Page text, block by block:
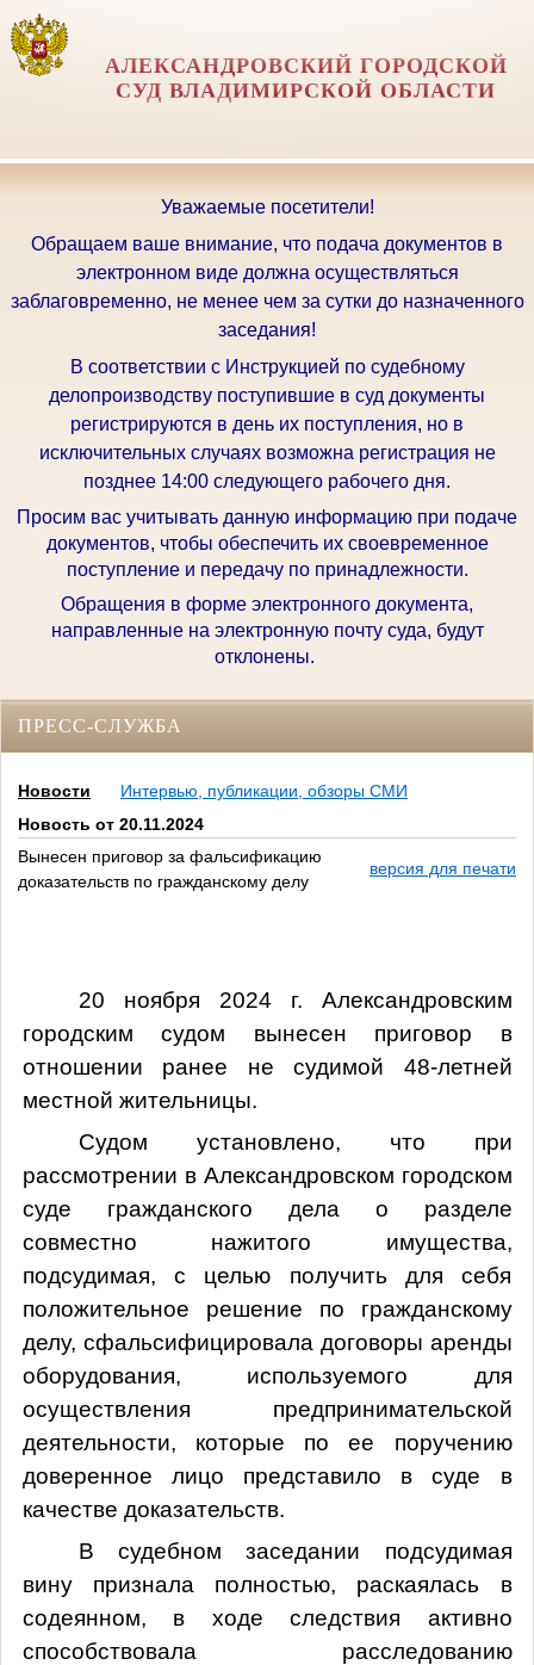
АЛЕКСАНДРОВСКИЙ ГОРОДСКОЙ
СУД ВЛАДИМИРСКОЙ ОБЛАСТИ
Уважаемые посетители!
Обращаем ваше внимание, что подача документов в
электронном виде должна осуществляться
заблаговременно, не менее чем за сутки до назначенного
заседания!
В соответствии с Инструкцией по судебному
делопроизводству поступившие в суд документы
регистрируются в день их поступления, но в
исключительных случаях возможна регистрация не
позднее 14:00 следующего рабочего дня.
Просим вас учитывать данную информацию при подаче
документов, чтобы обеспечить их своевременное
поступление и передачу по принадлежности.
Обращения в форме электронного документа,
направленные на электронную почту суда, будут
отклонены.
ПРЕСС-СЛУЖБА
Новости
Интервью, публикации, обзоры СМИ
Новость от 20.11.2024
Вынесен приговор за фальсификацию
доказательств по гражданскому делу
версия для печати
20 ноября 2024 г. Александровским
городским судом вынесен приговор в
отношении ранее не судимой 48-летней
местной жительницы.
Судом установлено, что при
рассмотрении в Александровском городском
суде гражданского дела о разделе
совместно нажитого имущества,
подсудимая, с целью получить для себя
положительное решение по гражданскому
делу, сфальсифицировала договоры аренды
оборудования, используемого для
осуществления предпринимательской
деятельности, которые по ее поручению
доверенное лицо представило в суде в
качестве доказательств.
В судебном заседании подсудимая
вину признала полностью, раскаялась в
содеянном, в ходе следствия активно
способствовала расследованию